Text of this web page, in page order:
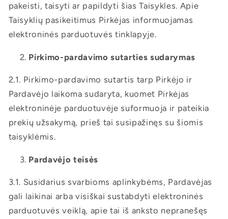
pakeisti, taisyti ar papildyti šias Taisykles. Apie
Taisyklių pasikeitimus Pirkėjas informuojamas
elektroninės parduotuvės tinklapyje.
Pirkimo-pardavimo sutarties sudarymas
2.1. Pirkimo-pardavimo sutartis tarp Pirkėjo ir
Pardavėjo laikoma sudaryta, kuomet Pirkėjas
elektroninėje parduotuvėje suformuoja ir pateikia
prekių užsakymą, prieš tai susipažinęs su šiomis
taisyklėmis.
Pardavėjo teisės
3.1. Susidarius svarbioms aplinkybėms, Pardavėjas
gali laikinai arba visiškai sustabdyti elektroninės
parduotuvės veiklą, apie tai iš anksto nepranešęs